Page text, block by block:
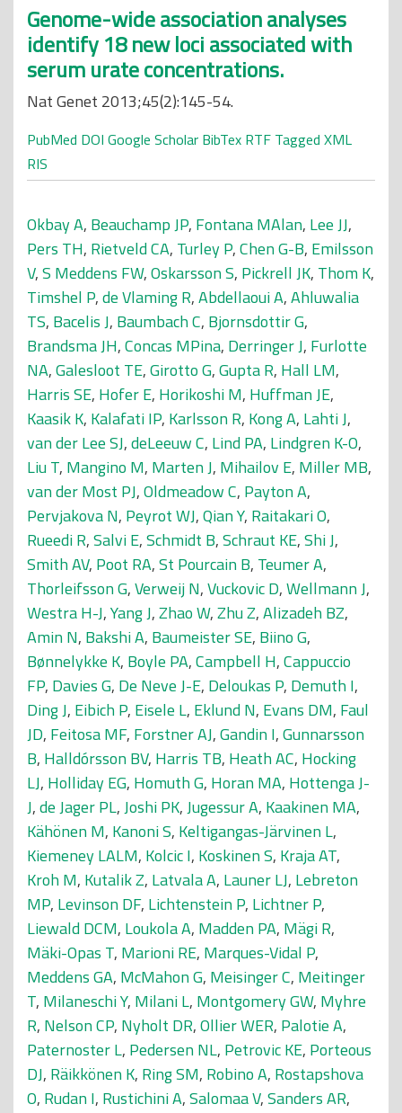
Genome-wide association analyses
identify 18 new loci associated with
serum urate concentrations.
Nat Genet 2013;45(2):145-54.
PubMed DOI Google Scholar BibTex RTF Tagged XML
RIS
Okbay A, Beauchamp JP, Fontana MAlan, Lee JJ,
Pers TH, Rietveld CA, Turley P,Chen G-B, Emilsson
V,S Meddens FW,Oskarsson S, Pickrell JK, Thom K,
Timshel P,de Vlaming R,Abdellaoui A,Ahluwalia
TS, Bacelis J, Baumbach C, Bjornsdottir G,
Brandsma JH,Concas MPina, Derringer J, Furlotte
NA,Galesloot TE,Girotto G,Gupta R, Hall LM,
Harris SE, Hofer E, Horikoshi M, Huffman JE,
Kaasik K, Kalafati IP, Karlsson R, Kong A, Lahti J,
van der Lee SJ,deLeeuw C, Lind PA, Lindgren K-O,
Liu T, Mangino M, Marten J, Mihailov E, Miller MB,
van der Most PJ,Oldmeadow C, Payton A,
Pervjakova N, Peyrot WJ,Qian Y, Raitakari O,
Rueedi R,Salvi E,Schmidt B,Schraut KE,Shi J,
Smith AV, Poot RA,St Pourcain B, Teumer A,
Thorleifsson G,Verweij N,Vuckovic D,Wellmann J,
Westra H-J,Yang J,Zhao W,Zhu Z,Alizadeh BZ,
Amin N, Bakshi A, Baumeister SE, Biino G,
Bønnelykke K, Boyle PA,Campbell H,Cappuccio
FP, Davies G, De Neve J-E, Deloukas P, Demuth I,
Ding J, Eibich P, Eisele L, Eklund N, Evans DM, Faul
JD, Feitosa MF, Forstner AJ,Gandin I,Gunnarsson
B, Halldórsson BV, Harris TB, Heath AC, Hocking
LJ, Holliday EG, Homuth G, Horan MA, Hottenga J-
J,de Jager PL,Joshi PK,Jugessur A, Kaakinen MA,
Kähönen M, Kanoni S, Keltigangas-Järvinen L,
Kiemeney LALM, Kolcic I, Koskinen S, Kraja AT,
Kroh M, Kutalik Z, Latvala A, Launer LJ, Lebreton
MP, Levinson DF, Lichtenstein P, Lichtner P,
Liewald DCM, Loukola A, Madden PA, Mägi R,
Mäki-Opas T, Marioni RE, Marques-Vidal P,
Meddens GA, McMahon G, Meisinger C, Meitinger
T, Milaneschi Y, Milani L, Montgomery GW, Myhre
R, Nelson CP, Nyholt DR,Ollier WER, Palotie A,
Paternoster L, Pedersen NL, Petrovic KE, Porteous
DJ, Räikkönen K, Ring SM, Robino A, Rostapshova
O, Rudan I, Rustichini A,Salomaa V,Sanders AR,